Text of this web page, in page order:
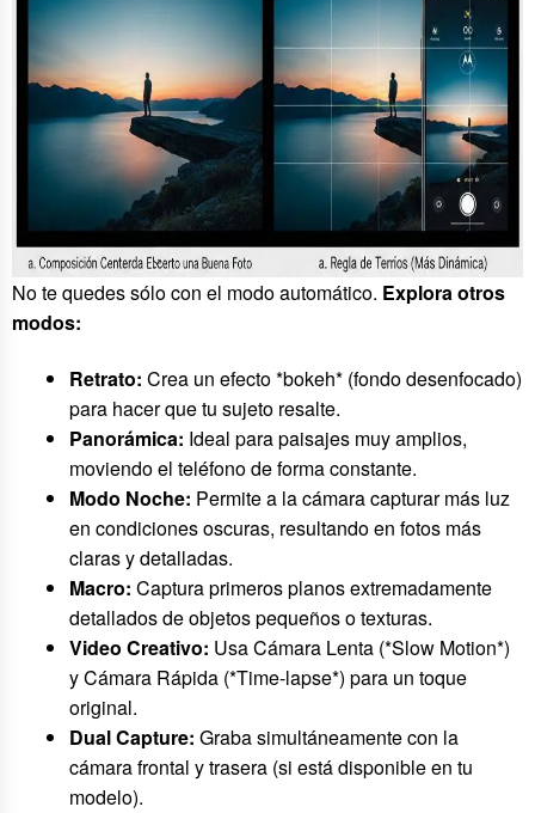
No te quedes sólo con el modo automático. Explora otros
modos:
Retrato: Crea un efecto *bokeh* (fondo desenfocado)
para hacer que tu sujeto resalte.
Panorámica: Ideal para paisajes muy amplios,
moviendo el teléfono de forma constante.
Modo Noche: Permite a la cámara capturar más luz
en condiciones oscuras, resultando en fotos más
claras y detalladas.
Macro: Captura primeros planos extremadamente
detallados de objetos pequeños o texturas.
Video Creativo: Usa Cámara Lenta (*Slow Motion*)
y Cámara Rápida (*Time-lapse*) para un toque
original.
Dual Capture: Graba simultáneamente con la
cámara frontal y trasera (si está disponible en tu
modelo).